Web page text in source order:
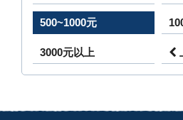
500~1000元
3000元以上